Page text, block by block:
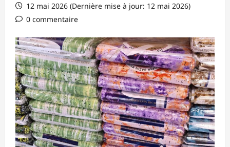
12 mai 2026 (Dernière mise à jour: 12 mai 2026)
0 commentaire